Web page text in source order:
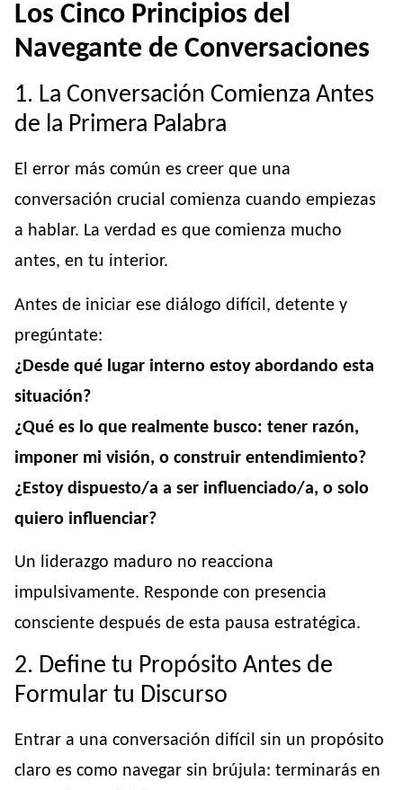
Los Cinco Principios del
Navegante de Conversaciones
1. La Conversación Comienza Antes
de la Primera Palabra
El error más común es creer que una
conversación crucial comienza cuando empiezas
a hablar. La verdad es que comienza mucho
antes, en tu interior.
Antes de iniciar ese diálogo difícil, detente y
pregúntate:
¿Desde qué lugar interno estoy abordando esta
situación?
¿Qué es lo que realmente busco: tener razón,
imponer mi visión, o construir entendimiento?
¿Estoy dispuesto/a a ser influenciado/a, o solo
quiero influenciar?
Un liderazgo maduro no reacciona
impulsivamente. Responde con presencia
consciente después de esta pausa estratégica.
2. Define tu Propósito Antes de
Formular tu Discurso
Entrar a una conversación difícil sin un propósito
claro es como navegar sin brújula: terminarás en